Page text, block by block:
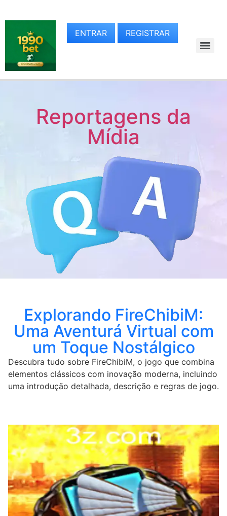
ENTRAR REGISTRAR
Reportagens da
Mídia
Explorando FireChibiM:
Uma Aventurá Virtual com
um Toque Nostálgico
Descubra tudo sobre FireChibiM, o jogo que combina
elementos clássicos com inovação moderna, incluindo
uma introdução detalhada, descrição e regras de jogo.